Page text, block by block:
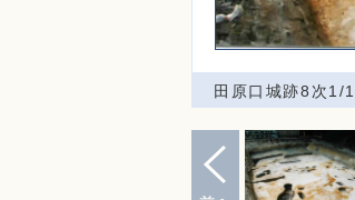
田原口城跡8次1/